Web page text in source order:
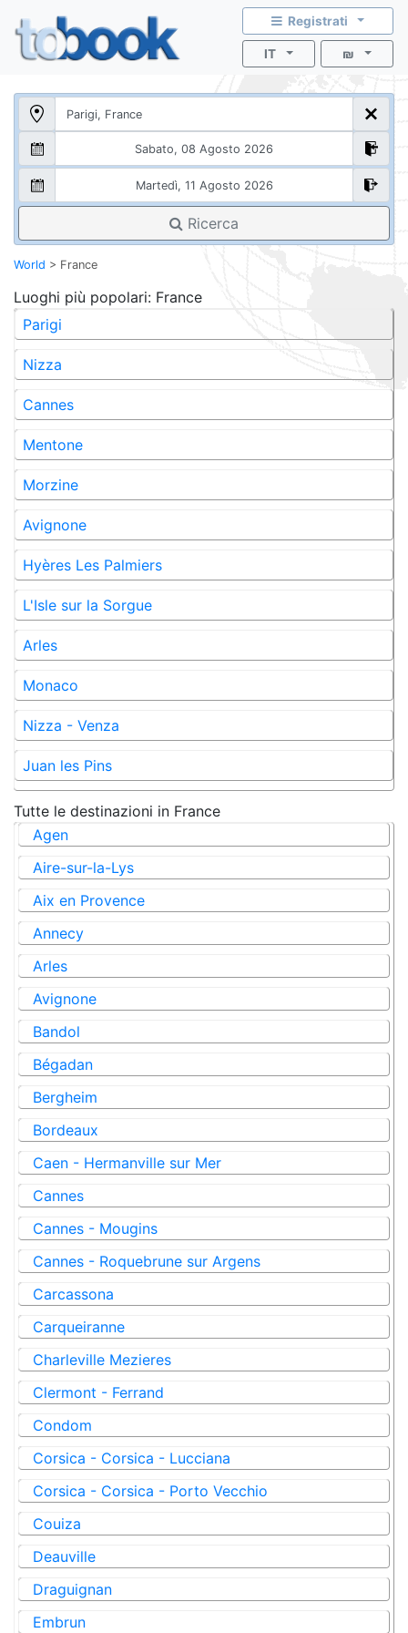
Registrati
IT ₪
Ricerca
World > France
Luoghi più popolari: France
Parigi
Nizza
Cannes
Mentone
Morzine
Avignone
Hyères Les Palmiers
L'Isle sur la Sorgue
Arles
Monaco
Nizza - Venza
Juan les Pins
Tutte le destinazioni in France
Agen
Aire-sur-la-Lys
Aix en Provence
Annecy
Arles
Avignone
Bandol
Bégadan
Bergheim
Bordeaux
Caen - Hermanville sur Mer
Cannes
Cannes - Mougins
Cannes - Roquebrune sur Argens
Carcassona
Carqueiranne
Charleville Mezieres
Clermont - Ferrand
Condom
Corsica - Corsica - Lucciana
Corsica - Corsica - Porto Vecchio
Couiza
Deauville
Draguignan
Embrun